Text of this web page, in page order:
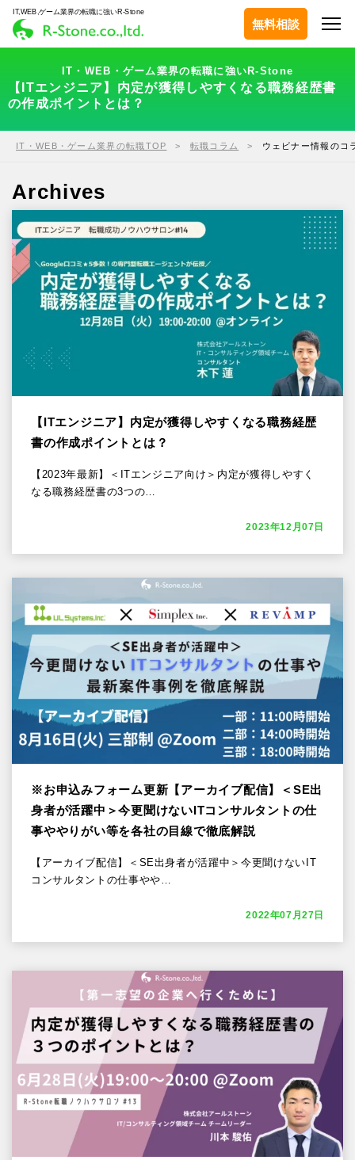
IT,WEB,ゲーム業界の転職に強いR-Stone
無料相談
IT・WEB・ゲーム業界の転職に強いR-Stone
【ITエンジニア】内定が獲得しやすくなる職務経歴書
の作成ポイントとは？
IT・WEB・ゲーム業界の転職TOP 転職コラム ウェビナー情報のコ
Archives
【ITエンジニア】内定が獲得しやすくなる職務経歴
書の作成ポイントとは？
【2023年最新】＜ITエンジニア向け＞内定が獲得しやすく
なる職務経歴書の3つの…
2023年12月07日
※お申込みフォーム更新【アーカイブ配信】＜SE出
身者が活躍中＞今更聞けないITコンサルタントの仕
事ややりがい等を各社の目線で徹底解説
【アーカイブ配信】＜SE出身者が活躍中＞今更聞けないIT
コンサルタントの仕事やや…
2022年07月27日